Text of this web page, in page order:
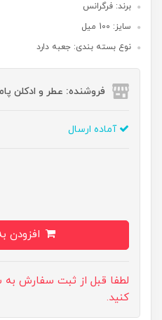
برند: فرگرانس
سایز: 100 میل
نوع بسته بندی: جعبه دارد
فروشنده: عطر و ادکلن
آماده ارسال
لطفا قبل از ثبت سفارش
کنید.